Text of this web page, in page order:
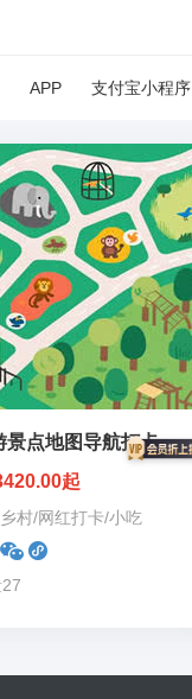
APP 支付宝小程序
景点地图导航打卡
起
乡村/网红打卡/小吃